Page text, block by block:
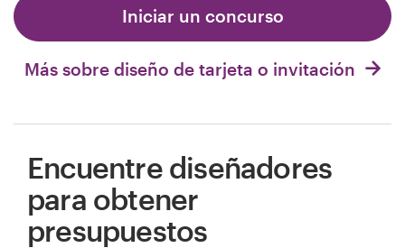
Iniciar un concurso
Más sobre diseño de tarjeta o invitación
Encuentre diseñadores
para obtener
presupuestos